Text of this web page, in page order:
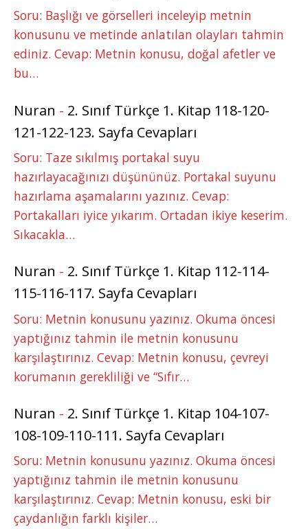
Soru: Başlığı ve görselleri inceleyip metnin
konusunu ve metinde anlatılan olayları tahmin
ediniz. Cevap: Metnin konusu, doğal afetler ve
bu…
Nuran - 2. Sınıf Türkçe 1. Kitap 118-120-
121-122-123. Sayfa Cevapları
Soru: Taze sıkılmış portakal suyu
hazırlayacağınızı düşününüz. Portakal suyunu
hazırlama aşamalarını yazınız. Cevap:
Portakalları iyice yıkarım. Ortadan ikiye keserim.
Sıkacakla…
Nuran - 2. Sınıf Türkçe 1. Kitap 112-114-
115-116-117. Sayfa Cevapları
Soru: Metnin konusunu yazınız. Okuma öncesi
yaptığınız tahmin ile metnin konusunu
karşılaştırınız. Cevap: Metnin konusu, çevreyi
korumanın gerekliliği ve “Sıfır…
Nuran - 2. Sınıf Türkçe 1. Kitap 104-107-
108-109-110-111. Sayfa Cevapları
Soru: Metnin konusunu yazınız. Okuma öncesi
yaptığınız tahmin ile metnin konusunu
karşılaştırınız. Cevap: Metnin konusu, eski bir
çaydanlığın farklı kişiler…